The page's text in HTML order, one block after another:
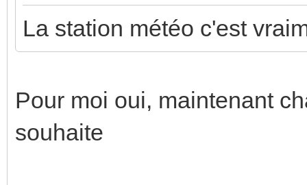
La station météo c'est
Pour moi oui, maintenant
souhaite